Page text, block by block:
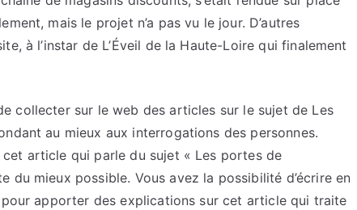
mais le projet n’a pas vu le jour. D’autres
à l’instar de L’Éveil de la Haute-Loire qui finalement
collecter sur le web des articles sur le sujet de Les
au mieux aux interrogations des personnes.
article qui parle du sujet « Les portes de
du mieux possible. Vous avez la possibilité d’écrire en
apporter des explications sur cet article qui traite